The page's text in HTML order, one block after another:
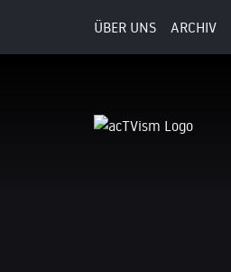
ÜBER UNS ARCHIV